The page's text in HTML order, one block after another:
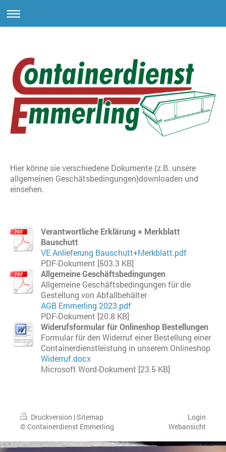
Hier könne sie verschiedene Dokumente (z.B. unsere
allgemeinen Geschätsbedingungen)downloaden und
einsehen.
Verantwortliche Erklärung + Merkblatt
Bauschutt
VE Anlieferung Bauschutt+Merkblatt.pdf
PDF-Dokument [503.3 KB]
Allgemeine Geschäftsbedingungen
Allgemeine Geschäftsbedingungen für die
Gestellung von Abfallbehälter
AGB Emmerling 2023.pdf
PDF-Dokument [20.8 KB]
Widerufsformular für Onlineshop Bestellungen
Formular für den Widerruf einer Bestellung einer
Containerdienstleistung in unserem Onlineshop
Widerruf.docx
Microsoft Word-Dokument [23.5 KB]
Druckversion |Sitemap
© Containerdienst Emmerling
Login
Webansicht